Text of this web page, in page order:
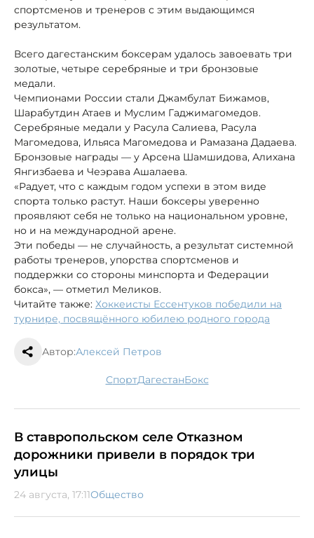
спортсменов и тренеров с этим выдающимся
результатом.
Всего дагестанским боксерам удалось завоевать три
золотые, четыре серебряные и три бронзовые
медали.
Чемпионами России стали Джамбулат Бижамов,
Шарабутдин Атаев и Муслим Гаджимагомедов.
Серебряные медали у Расула Салиева, Расула
Магомедова, Ильяса Магомедова и Рамазана Дадаева.
Бронзовые награды — у Арсена Шамшидова, Алихана
Янгизбаева и Чеэрава Ашалаева.
«Радует, что с каждым годом успехи в этом виде
спорта только растут. Наши боксеры уверенно
проявляют себя не только на национальном уровне,
но и на международной арене.
Эти победы — не случайность, а результат системной
работы тренеров, упорства спортсменов и
поддержки со стороны минспорта и Федерации
бокса», — отметил Меликов.
Читайте также: Хоккеисты Ессентуков победили на
турнире, посвящённого юбилею родного города
Автор:Алексей Петров
спорт Дагестан бокс
В ставропольском селе Отказном
дорожники привели в порядок три
улицы
24 августа, 17:11Общество